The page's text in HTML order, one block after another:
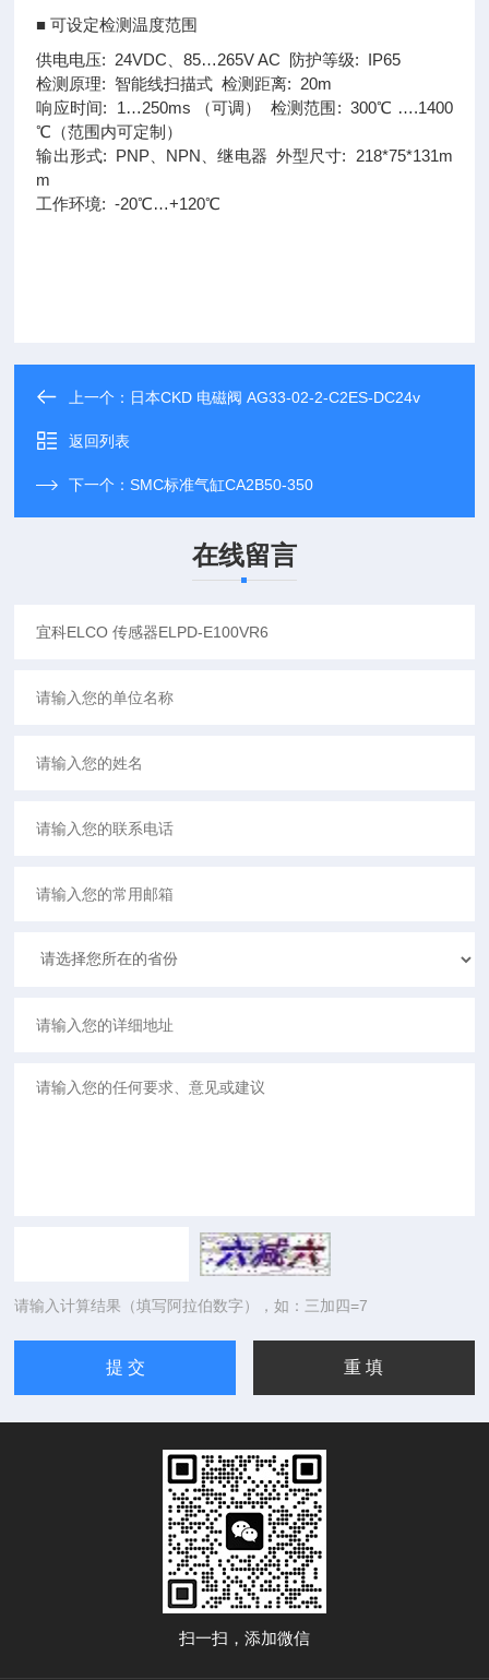
■ 可设定检测温度范围
供电电压: 24VDC、85…265V AC 防护等级: IP65
检测原理: 智能线扫描式 检测距离: 20m
响应时间: 1…250ms （可调） 检测范围: 300℃ ….1400
℃（范围内可定制）
输出形式: PNP、NPN、继电器 外型尺寸: 218*75*131m
m
工作环境: -20℃…+120℃
上一个： 日本CKD 电磁阀 AG33-02-2-C2ES-DC24v
返回列表
下一个：SMC标准气缸CA2B50-350
在线留言
请输入计算结果（填写阿拉伯数字），如：三加四=7
扫一扫，添加微信